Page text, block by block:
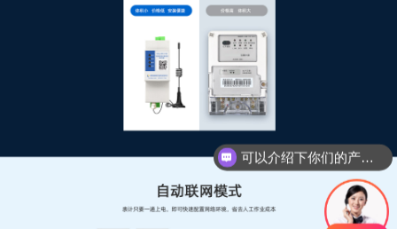
可以介绍下你们的产品么